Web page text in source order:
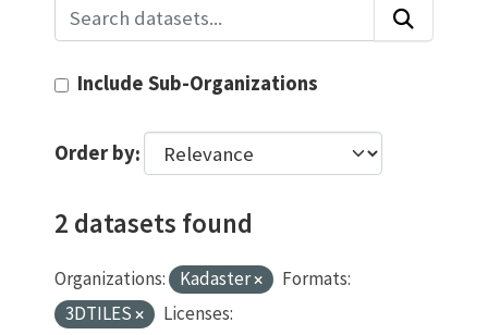
Include Sub-Organizations
Order by
2 datasets found
Organizations: Kadaster
Formats:
3DTILES
Licenses: